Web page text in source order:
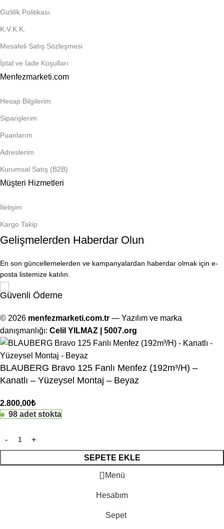
Gizlilik Politikası
K.V.K.K.
Mesafeli Satış Sözleşmesi
İptal ve İade Koşulları
Menfezmarketi.com
Hesap Bilgilerim
Siparişlerim
Puanlarım
Adreslerim
Kurumsal Satış (B2B)
Müşteri Hizmetleri
İletişim
Kargo Takip
Gelişmelerden Haberdar Olun
En son güncellemelerden ve kampanyalardan haberdar olmak için e-
posta listemize katılın.
Güvenli Ödeme
© 2026 menfezmarketi.com.tr — Yazılım ve marka
danışmanlığı: Celil YILMAZ | 5007.org
BLAUBERG Bravo 125 Fanlı Menfez (192m³/H) –
Kanatlı – Yüzeysel Montaj – Beyaz
2.800,00₺
98 adet stokta
SEPETE EKLE
Menü
Hesabım
Sepet